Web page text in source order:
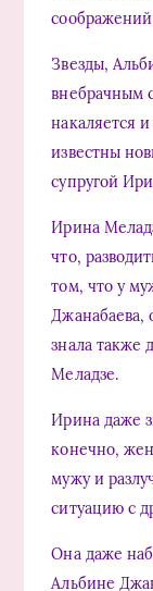
Звезды,
внебрачным
накаляется
известны
супругой
Ирина
что,
том, что у
Джанабаева,
знала также
Меладзе.
Ирина даже
конечно,
мужу и
ситуацию с
Она даже
Альбине